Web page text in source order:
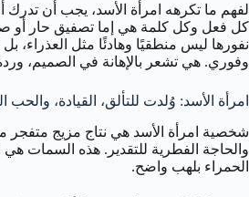
لفهم ما تكرهه امرأة الأسد، يجب أن تدرك
كل فعل وكل كلمة هي إما تصفيق حار أو
نفورها ليس منطقيًا وهادئًا مثل العذراء،
وفوري. هي تشعر بالإهانة في الصميم،
امرأة الأسد: وُلدت للتألق، القيادة، والحب
شخصية امرأة الأسد هي نتاج مزيج متفجر
والحاجة الفطرية للتقدير. هذه السمات
الحمراء بلهب واضح.